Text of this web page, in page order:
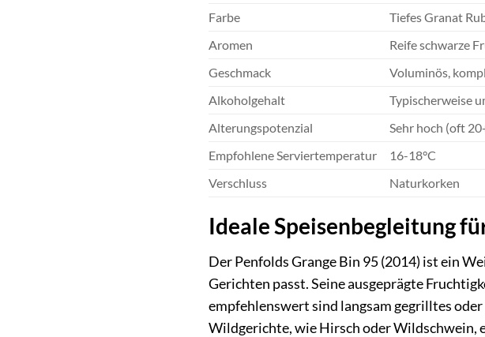
Farbe
Tiefes Granat
Aromen
Reife schwarze
Geschmack
Voluminös,
Alkoholgehalt
Typischerweise
Alterungspotenzial
Sehr hoch (oft
Empfohlene Serviertemperatur
16-18°C
Verschluss
Naturkorken
Ideale Speisenbegleitung
Der Penfolds Grange Bin 95 (2014) ist ein
Gerichten passt. Seine ausgeprägte
empfehlenswert sind langsam gegrilltes
Wildgerichte, wie Hirsch oder Wildschwein,